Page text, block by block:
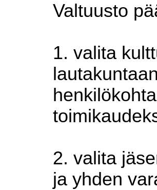
Valtuusto
1. valita
2. valita
ja yhden